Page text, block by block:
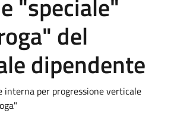
del
dipendente
interna per progressione verticale